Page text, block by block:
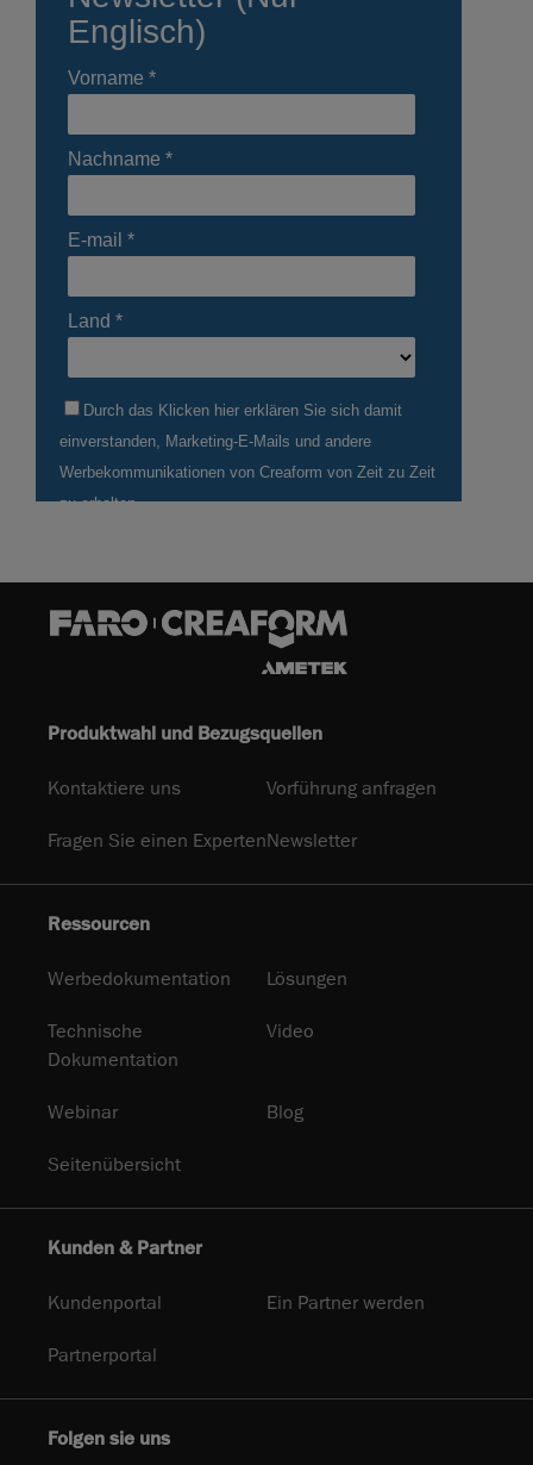
Produktwahl und Bezugsquellen
Kontaktiere uns Vorführung anfragen
Fragen Sie einen ExpertenNewsletter
Ressourcen
Werbedokumentation Lösungen
Technische
Dokumentation
Video
Webinar Blog
Seitenübersicht
Kunden & Partner
Kundenportal Ein Partner werden
Partnerportal
Folgen sie uns